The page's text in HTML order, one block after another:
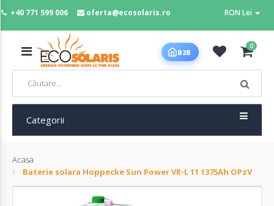
+40 771 599 006 oferta@ecosolaris.ro RON Lei
MENIU
Panouri
fotovoltaice
Sisteme
fotovoltaice
B2B
0
Categorii
Acasa
Baterie solara Hoppecke Sun Power VR-L 11 1375Ah OPzV